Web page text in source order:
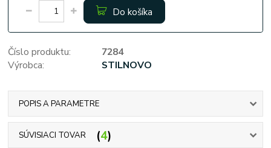
Do košíka
Číslo produktu:
7284
Výrobca:
STILNOVO
POPIS A PARAMETRE
SÚVISIACI TOVAR 4